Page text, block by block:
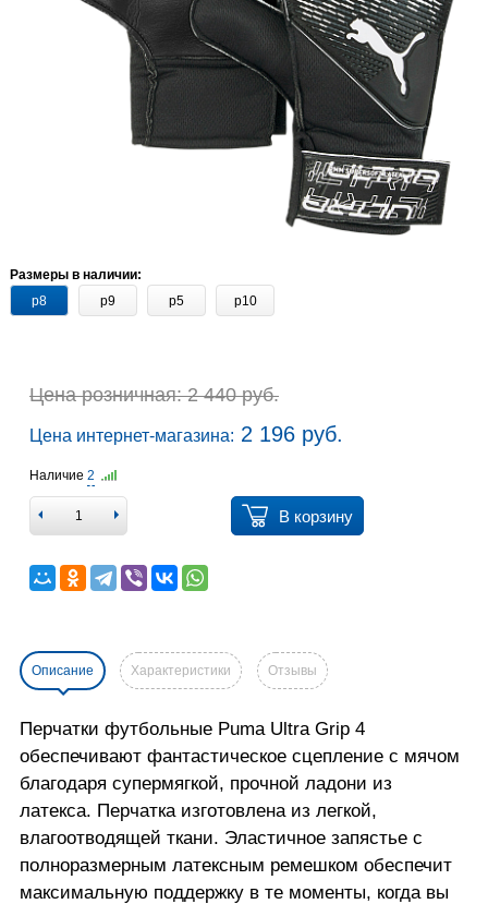
Размеры в наличии:
р8
р9 р5 р10
Цена розничная: 2 440 руб.
Цена интернет-магазина: 2 196 руб.
Наличие 2
В корзину
Описание Характеристики Отзывы
Перчатки футбольные Puma Ultra Grip 4
обеспечивают фантастическое сцепление с мячом
благодаря супермягкой, прочной ладони из
латекса. Перчатка изготовлена из легкой,
влагоотводящей ткани. Эластичное запястье с
полноразмерным латексным ремешком обеспечит
максимальную поддержку в те моменты, когда вы